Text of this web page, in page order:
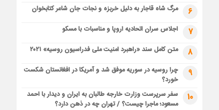
6 مرگ شاه قاجار به دلیل خربزه و نجات جان شاعر کتابخوان
7 اجلاس سران اتحادیه اروپا و مناسبات با مسکو
8 متن کامل سند «راهبرد امنیت ملی فدراسیون روسیه» ۲۰۲۱
9
چرا روسیه در سوریه موفق شد و آمریکا در افغانستان شکست
خورد؟
10
سفر سرپرست وزارت خارجه طالبان به ایران و دیدار با احمد
مسعود؛ ماجرا چیست؟ / تهران چه در ذهن دارد؟